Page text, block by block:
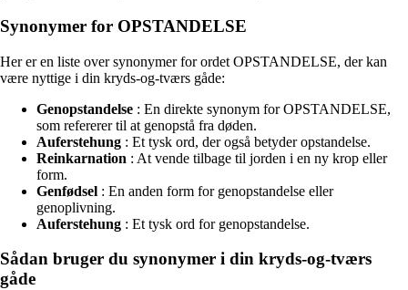
Synonymer for OPSTANDELSE
Her er en liste over synonymer for ordet OPSTANDELSE, der kan
være nyttige i din kryds-og-tværs gåde:
Genopstandelse : En direkte synonym for OPSTANDELSE,
som refererer til at genopstå fra døden.
Auferstehung : Et tysk ord, der også betyder opstandelse.
Reinkarnation : At vende tilbage til jorden i en ny krop eller
form.
Genfødsel : En anden form for genopstandelse eller
genoplivning.
Auferstehung : Et tysk ord for genopstandelse.
Sådan bruger du synonymer i din kryds-og-tværs
gåde